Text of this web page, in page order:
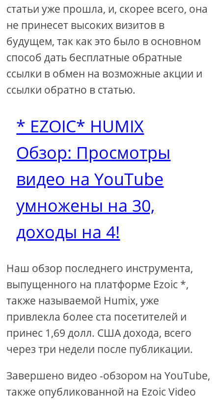
статьи уже прошла, и, скорее всего, она
не принесет высоких визитов в
будущем, так как это было в основном
способ дать бесплатные обратные
ссылки в обмен на возможные акции и
ссылки обратно в статью.
* EZOIC* HUMIX
Обзор: Просмотры
видео на YouTube
умножены на 30,
доходы на 4!
Наш обзор последнего инструмента,
выпущенного на платформе Ezoic *,
также называемой Humix, уже
привлекла более ста посетителей и
принес 1,69 долл. США дохода, всего
через три недели после публикации.
Завершено видео -обзором на YouTube,
также опубликованной на Ezoic Video